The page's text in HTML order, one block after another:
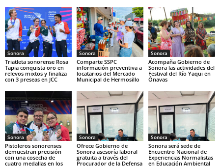
Sonora
Triatleta sonorense Rosa
Tapia conquista oro en
relevos mixtos y finaliza
con 3 preseas en JCC
Sonora
Comparte SSPC
información preventiva a
locatarios del Mercado
Municipal de Hermosillo
Sonora
Acompaña Gobierno de
Sonora las actividades del
Festival del Río Yaqui en
Ónavas
Sonora
Pistoleros sonorenses
demuestran precisión
con una cosecha de
cuatro medallas en los
Sonora
Ofrece Gobierno de
Sonora asesoría laboral
gratuita a través del
Procurador de la Defensa
Sonora
Sonora será sede de
Encuentro Nacional de
Experiencias Normalistas
en Educación Ambiental